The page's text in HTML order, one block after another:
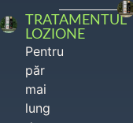
TRATAMENTUL
LOZIONE
Pentru
păr
mai
lung